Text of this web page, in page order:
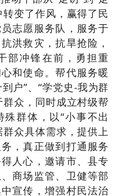
变了作风，赢得了民
志愿服务队，服务于
洪救灾，抗旱抢险，
部冲锋在前，勇担重
和使命。帮代服务暖
户”、“学党史-我为群
众，同时成立村级帮
群体，以“小事不出
众具体需求，提供上
，真正做到打通服务
人心，邀请市、县专
商场监管、卫健等部
宣传，增强村民法治